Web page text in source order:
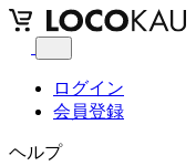
ログイン
会員登録
ヘルプ